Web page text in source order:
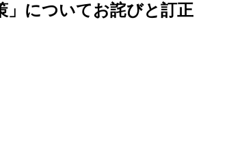
」についてお詫びと訂正